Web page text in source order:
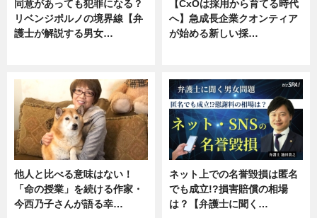
同意があっても犯罪になる？
リベンジポルノの境界線【弁
護士が解説する男女…
【CxOは採用から育てる時代
へ】急成長企業クオンティア
が始める新しい採…
他人と比べる意味はない！
「命の授業」を続ける作家・
今西乃子さんが語る幸…
ネット上での名誉毀損は匿名
でも成立!?損害賠償の相場
は？【弁護士に聞く…